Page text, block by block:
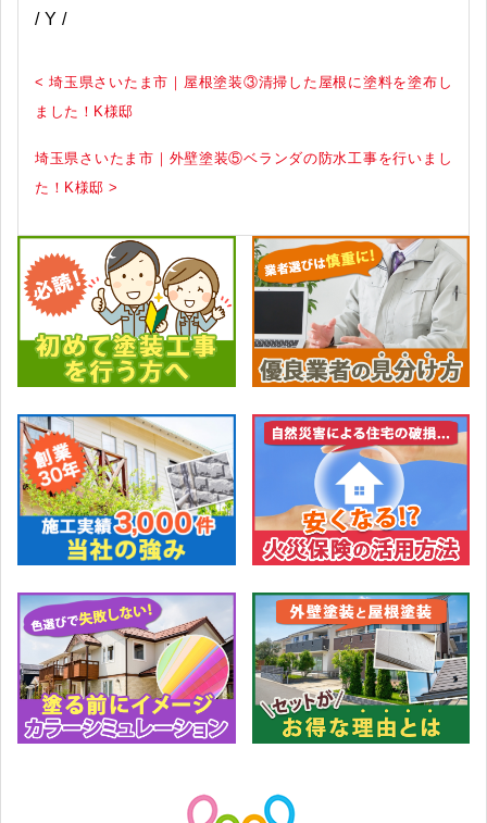
/ Y /
< 埼玉県さいたま市｜屋根塗装③清掃した屋根に塗料を塗布し
ました！K様邸
埼玉県さいたま市｜外壁塗装⑤ベランダの防水工事を行いまし
た！K様邸 >